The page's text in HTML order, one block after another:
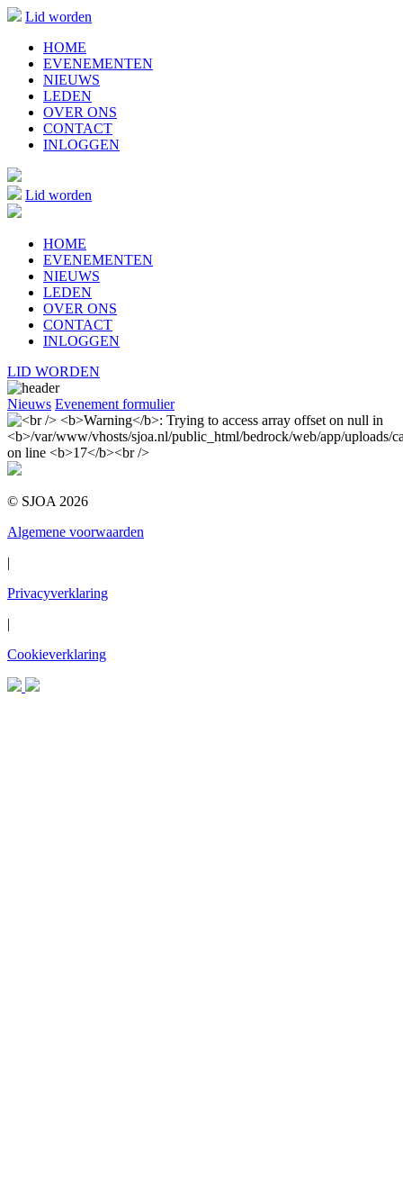
Lid worden
HOME
EVENEMENTEN
NIEUWS
LEDEN
OVER ONS
CONTACT
INLOGGEN
Lid worden
HOME
EVENEMENTEN
NIEUWS
LEDEN
OVER ONS
CONTACT
INLOGGEN
LID WORDEN
Nieuws Evenement formulier
© SJOA 2026
Algemene voorwaarden
|
Privacyverklaring
|
Cookieverklaring